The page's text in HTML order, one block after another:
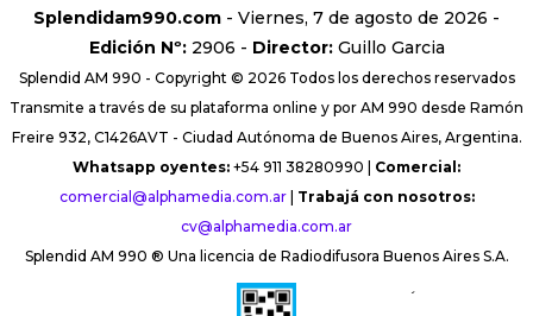
Splendidam990.com - Viernes, 7 de agosto de 2026 -
Edición Nº:2906 - Director:Guillo Garcia
Splendid AM 990 - Copyright © 2026 Todos los derechos reservados
Transmite a través de su plataforma online y por AM 990 desde Ramón
Freire 932, C1426AVT - Ciudad Autónoma de Buenos Aires, Argentina.
Whatsapp oyentes: +54 911 38280990 | Comercial:
comercial@alphamedia.com.ar| Trabajá con nosotros:
cv@alphamedia.com.ar
Splendid AM 990 ® Una licencia de Radiodifusora Buenos Aires S.A.
´